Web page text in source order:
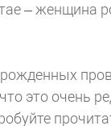
– женщина
это очень